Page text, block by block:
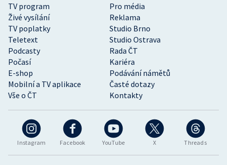
Instagram Facebook YouTube X Threads
TV program
Pro média
Živé vysílání
Reklama
TV poplatky
Studio Brno
Teletext
Studio Ostrava
Podcasty
Rada ČT
Počasí
Kariéra
E-shop
Podávání námětů
Mobilní a TV aplikace
Časté dotazy
Vše o ČT
Kontakty